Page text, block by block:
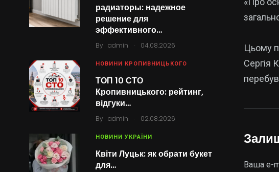
радиаторы: надежное
решение для
эффективного…
By admin . 04.08.2026
НОВИНИ КРОПИВНИЦЬКОГО
ТОП 10 СТО
Кропивницького: рейтинг,
відгуки…
By admin . 02.08.2026
НОВИНИ УКРАЇНИ
Квіти Луцьк: як обрати букет
для…
Цьому
Сергія
Ваша e-